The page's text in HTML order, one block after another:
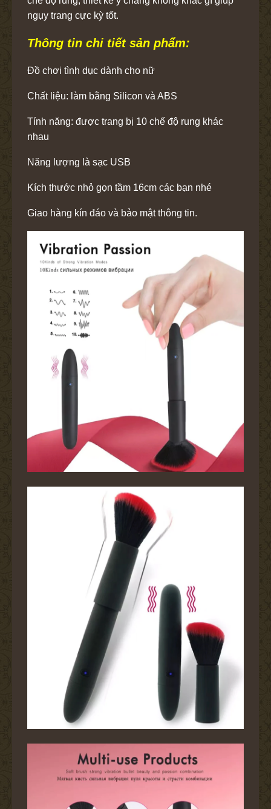
ngụy trang cực kỳ tốt.
Thông tin chi tiết sản phẩm:
Đồ chơi tình dục dành cho nữ
Chất liệu: làm bằng Silicon và ABS
Tính năng: được trang bị 10 chế độ rung khác
nhau
Năng lượng là sạc USB
Kích thước nhỏ gọn tầm 16cm các bạn nhé
Giao hàng kín đáo và bảo mật thông tin.